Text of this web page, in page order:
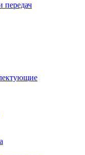
передач